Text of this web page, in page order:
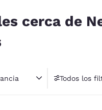
América
América
cerca de
Todos los
1